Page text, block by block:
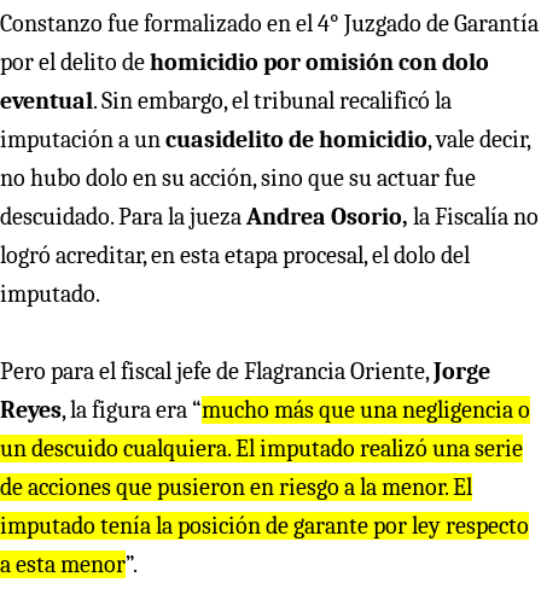
Constanzo fue formalizado en el 4° Juzgado de Garantía
por el delito dehomicidio por omisión con dolo
eventual. Sin embargo, el tribunal recalificó la
imputación a un cuasidelito de homicidio, vale decir,
no hubo dolo en su acción, sino que su actuar fue
descuidado. Para la jueza Andrea Osorio, la Fiscalía no
logró acreditar, en esta etapa procesal, el dolo del
imputado.
Pero para el fiscal jefe de Flagrancia Oriente,Jorge
Reyes, la figura era “mucho más que una negligencia o
un descuido cualquiera. El imputado realizó una serie
de acciones que pusieron en riesgo a la menor. El
imputado tenía la posición de garante por ley respecto
a esta menor”.